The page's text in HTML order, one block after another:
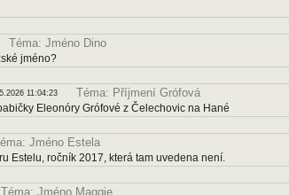
Téma: Jméno Dino
jméno?
11:04:23 Téma: Příjmení Grófová
Eleonóry Grófové z Čelechovic na Hané
Jméno Estela
Estelu, ročník 2017, která tam uvedena není.
Téma: Jméno Maggie